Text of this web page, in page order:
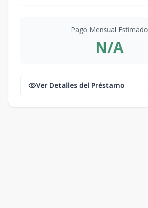
Pago Mensual Estimado
N/A
Ver Detalles del Préstamo